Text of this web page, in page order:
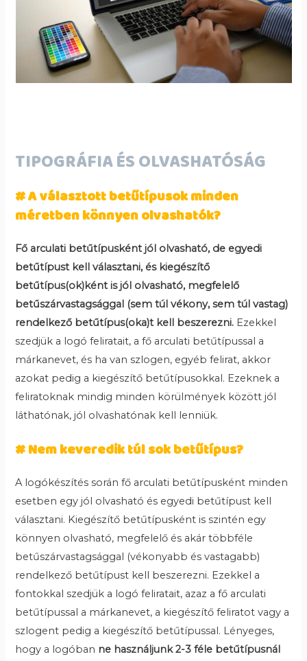
TIPOGRÁFIA ÉS OLVASHATÓSÁG
# A választott betűtípusok minden
méretben könnyen olvashatók?
Fő arculati betűtípusként jól olvasható, de egyedi
betűtípust kell választani, és kiegészítő
betűtípus(ok)ként is jól olvasható, megfelelő
betűszárvastagsággal (sem túl vékony, sem túl vastag)
rendelkező betűtípus(oka)t kell beszerezni. Ezekkel
szedjük a logó feliratait, a fő arculati betűtípussal a
márkanevet, és ha van szlogen, egyéb felirat, akkor
azokat pedig a kiegészítő betűtípusokkal. Ezeknek a
feliratoknak mindig minden körülmények között jól
láthatónak, jól olvashatónak kell lenniük.
# Nem keveredik túl sok betűtípus?
A logókészítés során fő arculati betűtípusként minden
esetben egy jól olvasható és egyedi betűtípust kell
választani. Kiegészítő betűtípusként is szintén egy
könnyen olvasható, megfelelő és akár többféle
betűszárvastagsággal (vékonyabb és vastagabb)
rendelkező betűtípust kell beszerezni. Ezekkel a
fontokkal szedjük a logó feliratait, azaz a fő arculati
betűtípussal a márkanevet, a kiegészítő feliratot vagy a
szlogent pedig a kiegészítő betűtípussal. Lényeges,
hogy a logóban ne használjunk 2-3 féle betűtípusnál